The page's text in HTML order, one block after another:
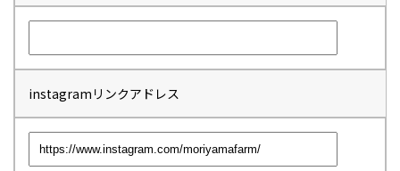
instagramリンクアドレス